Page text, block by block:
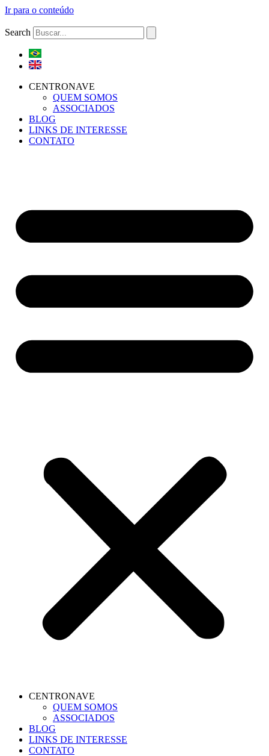
Ir para o conteúdo
Search
CENTRONAVE
QUEM SOMOS
ASSOCIADOS
BLOG
LINKS DE INTERESSE
CONTATO
CENTRONAVE
QUEM SOMOS
ASSOCIADOS
BLOG
LINKS DE INTERESSE
CONTATO